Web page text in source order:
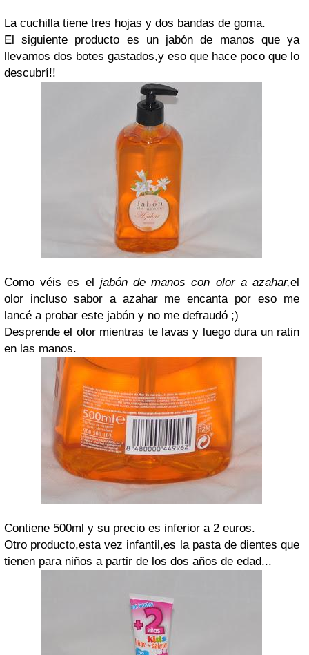
La cuchilla tiene tres hojas y dos bandas de goma.
El siguiente producto es un jabón de manos que ya
llevamos dos botes gastados,y eso que hace poco que lo
descubrí!!
Como véis es el jabón de manos con olor a azahar,el
olor incluso sabor a azahar me encanta por eso me
lancé a probar este jabón y no me defraudó ;)
Desprende el olor mientras te lavas y luego dura un ratin
en las manos.
Contiene 500ml y su precio es inferior a 2 euros.
Otro producto,esta vez infantil,es la pasta de dientes que
tienen para niños a partir de los dos años de edad...